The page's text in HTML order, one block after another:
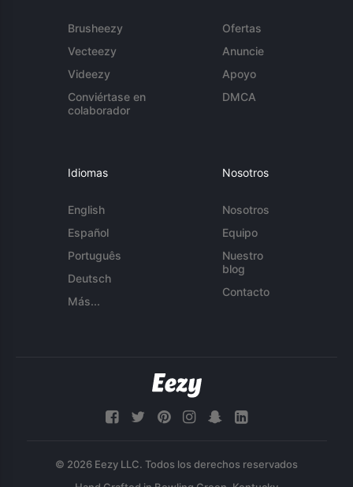
Brusheezy
Vecteezy
Videezy
Conviértase en
colaborador
Ofertas
Anuncie
Apoyo
DMCA
Idiomas
English
Español
Português
Deutsch
Más...
Nosotros
Nosotros
Equipo
Nuestro
blog
Contacto
© 2026 Eezy LLC. Todos los derechos reservados